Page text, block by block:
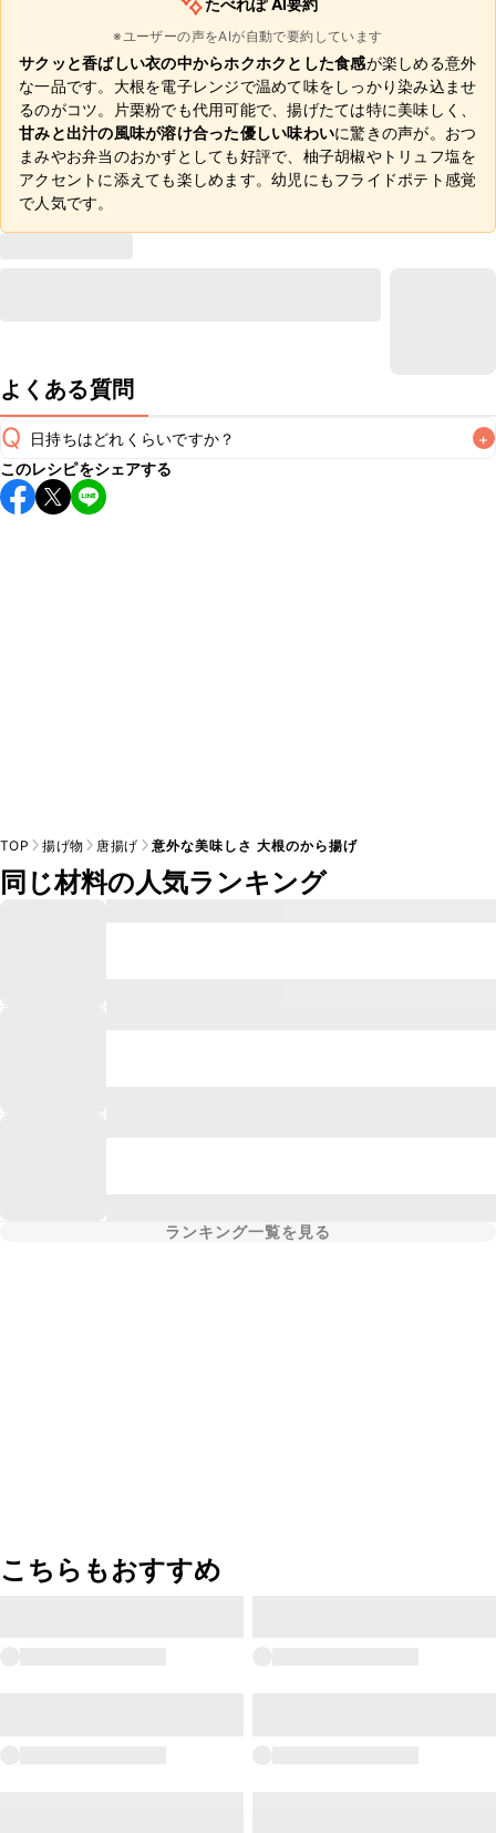
たべれぽ AI要約
※ユーザーの声をAIが自動で要約しています
サクッと香ばしい衣の中からホクホクとした食感が楽しめる意外
な一品です。大根を電子レンジで温めて味をしっかり染み込ませ
るのがコツ。片栗粉でも代用可能で、揚げたては特に美味しく、
甘みと出汁の風味が溶け合った優しい味わいに驚きの声が。おつ
まみやお弁当のおかずとしても好評で、柚子胡椒やトリュフ塩を
アクセントに添えても楽しめます。幼児にもフライドポテト感覚
で人気です。
よくある質問
Q 日持ちはどれくらいですか？ +
保存期間は冷蔵で翌日中が目安です。なるべくお早めにお召
し上がりください。
このレシピをシェアする
TOP 揚げ物 唐揚げ 意外な美味しさ 大根のから揚げ
同じ材料の人気ランキング
ランキング一覧を見る
こちらもおすすめ